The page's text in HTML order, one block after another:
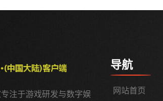
注于游戏研发与数字娱
导航
网站首页